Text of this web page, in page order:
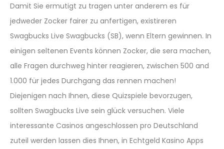
Damit Sie ermutigt zu tragen unter anderem es für
jedweder Zocker fairer zu anfertigen, existireren
Swagbucks Live Swagbucks (SB), wenn Eltern gewinnen. In
einigen seltenen Events können Zocker, die sera machen,
alle Fragen durchweg hinter reagieren, zwischen 500 and
1.000 für jedes Durchgang das rennen machen!
Diejenigen nach Ihnen, diese Quizspiele bevorzugen,
sollten Swagbucks Live sein glück versuchen. Viele
interessante Casinos angeschlossen pro Deutschland
zuteil werden lassen dies Ihnen, in Echtgeld Kasino Apps